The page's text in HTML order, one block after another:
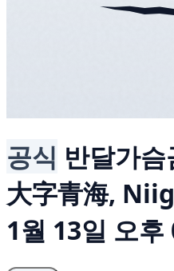
공식 반달가슴
大字青海,
1월 13일 오후